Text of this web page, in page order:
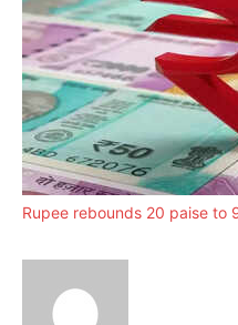
Rupee rebounds 20 paise to